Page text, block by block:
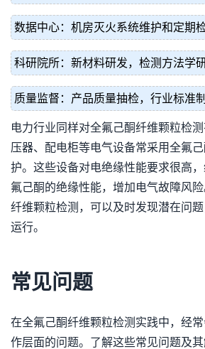
数据中心：机房灭火系统维护和定期
科研院所：新材料研发，检测方法学
质量监督：产品质量抽检，行业标准
电力行业同样对全氟己酮纤维颗粒检
压器、配电柜等电气设备常采用全氟
护。这些设备对电绝缘性能要求很高
氟己酮的绝缘性能，增加电气故障风
纤维颗粒检测，可以及时发现潜在问
运行。
常见问题
在全氟己酮纤维颗粒检测实践中，经
作层面的问题。了解这些常见问题及